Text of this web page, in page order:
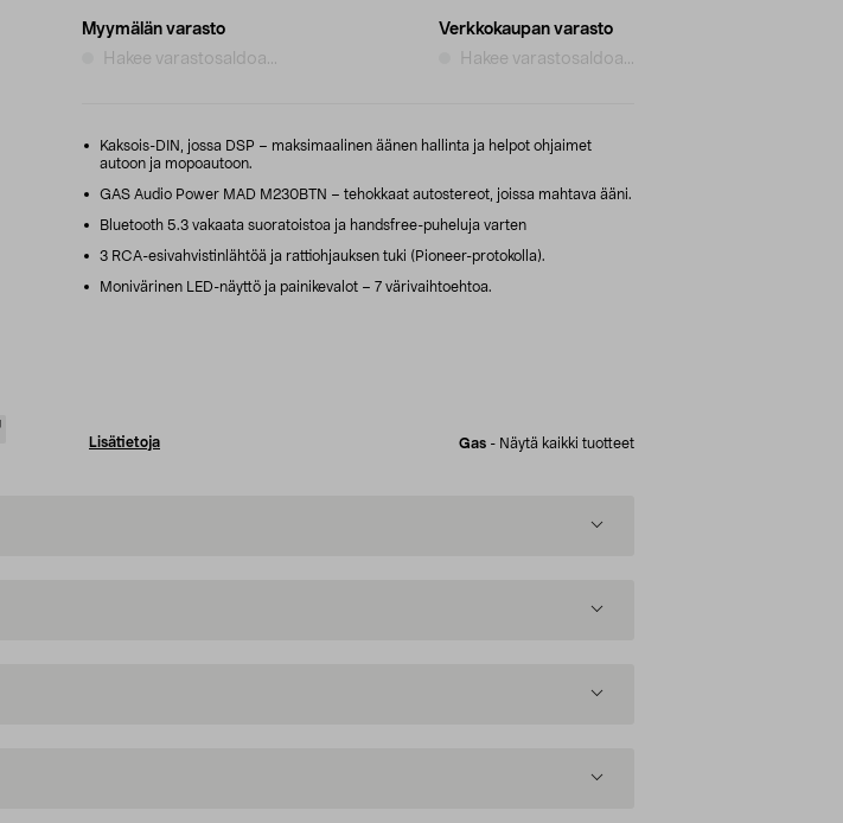
Myymälän varasto
Hakee varastosaldoa...
Verkkokaupan varasto
Hakee varastosaldoa...
Kaksois-DIN, jossa DSP – maksimaalinen äänen hallinta ja helpot ohjaimet
autoon ja mopoautoon.
GAS Audio Power MAD M230BTN – tehokkaat autostereot, joissa mahtava ääni.
Bluetooth 5.3 vakaata suoratoistoa ja handsfree-puheluja varten
3 RCA-esivahvistinlähtöä ja rattiohjauksen tuki (Pioneer-protokolla).
Monivärinen LED-näyttö ja painikevalot – 7 värivaihtoehtoa.
Lisätietoja Gas - Näytä kaikki tuotteet